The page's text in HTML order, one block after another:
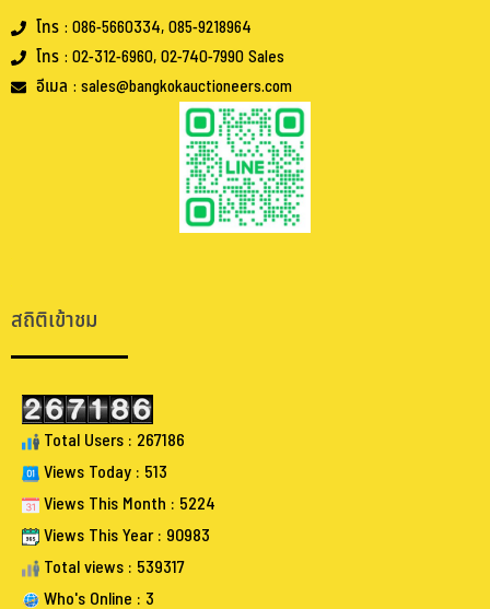
โทร : 086-5660334, 085-9218964
โทร : 02-312-6960, 02-740-7990 Sales
อีเมล : sales@bangkokauctioneers.com
สถิติเข้าชม
Total Users : 267186
Views Today : 513
Views This Month : 5224
Views This Year : 90983
Total views : 539317
Who's Online : 3